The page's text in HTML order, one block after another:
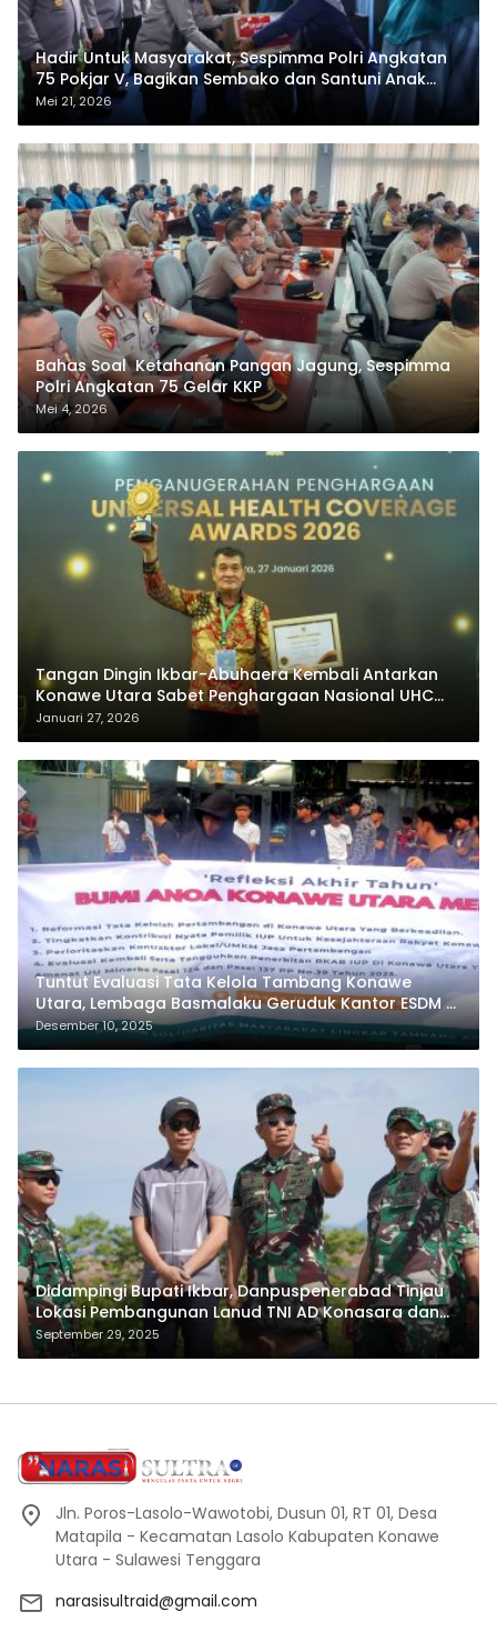
Hadir Untuk Masyarakat, Sespimma Polri Angkatan
75 Pokjar V, Bagikan Sembako dan Santuni Anak
Yatim
Mei 21, 2026
Bahas Soal Ketahanan Pangan Jagung, Sespimma
Polri Angkatan 75 Gelar KKP
Mei 4, 2026
Tangan Dingin Ikbar-Abuhaera Kembali Antarkan
Konawe Utara Sabet Penghargaan Nasional UHC
Award 2026
Januari 27, 2026
Tuntut Evaluasi Tata Kelola Tambang Konawe
Utara, Lembaga Basmalaku Geruduk Kantor ESDM RI
dan PT.Antam
Desember 10, 2025
Didampingi Bupati Ikbar, Danpuspenerabad Tinjau
Lokasi Pembangunan Lanud TNI AD Konasara dan
Skadron 22 Sena
September 29, 2025
Jln. Poros-Lasolo-Wawotobi, Dusun 01, RT 01, Desa
Matapila - Kecamatan Lasolo Kabupaten Konawe
Utara - Sulawesi Tenggara
narasisultraid@gmail.com